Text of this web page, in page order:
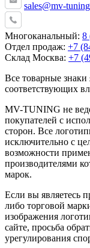
sales@mv-
Многоканальный: 8
Отдел продаж: +7
Склад Москва: +7
Все товарные
соответствующих
MV-TUNING не
покупателей с
сторон. Все
исключительно с
возможности
производителями
марок.
Если вы являетесь
либо торговой
изображения
сайте, просьба
урегулирования